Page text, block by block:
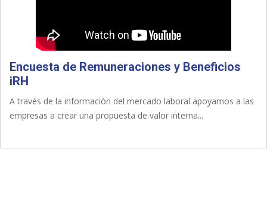
Encuesta de Remuneraciones y Beneficios
iRH
A través de la información del mercado laboral apoyamos a las
empresas a crear una propuesta de valor interna...